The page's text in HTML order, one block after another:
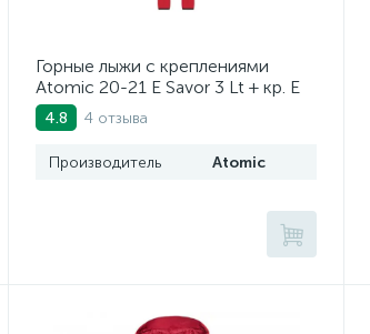
Горные лыжи с креплениями
Atomic 20-21 E Savor 3 Lt + кр. E
M 10 GW
4.8 4 отзыва
Производитель Atomic